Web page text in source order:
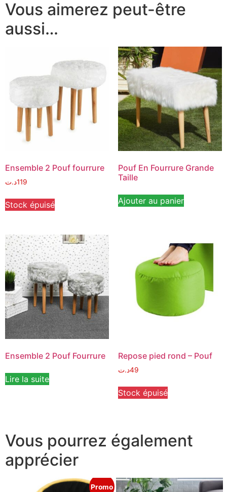
Vous aimerez peut-être
aussi…
Ensemble 2 Pouf fourrure
119د.ت
Stock épuisé
Pouf En Fourrure Grande
Taille
Ajouter au panier
Ensemble 2 Pouf Fourrure
Lire la suite
Repose pied rond – Pouf
49د.ت
Stock épuisé
Vous pourrez également
apprécier
Promo